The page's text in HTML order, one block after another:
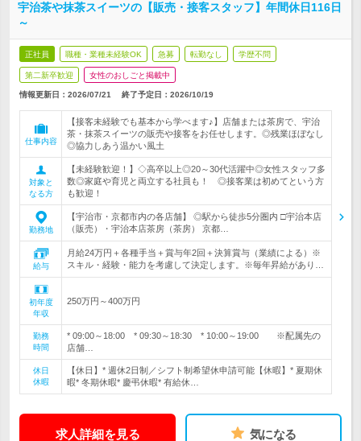
宇治茶や抹茶スイーツの【販売・接客スタッフ】年間休日116日
～
正社員 職種・業種未経験OK 急募 転勤なし 学歴不問
第二新卒歓迎 女性のおしごと掲載中
情報更新日：2026/07/21 終了予定日： 2026/10/19
仕事内容
【接客未経験でも基本から学べます♪】店舗または茶房で、宇治
茶・抹茶スイーツの販売や接客をお任せします。◎残業ほぼなし
◎協力しあう温かい風土
対象と
なる方
【未経験歓迎！】◇高卒以上◎20～30代活躍中◎女性スタッフ多
数◎家庭や育児と両立する社員も！ ◎接客業は初めてという方
も歓迎！
勤務地
【宇治市・京都市内の各店舗】 ◎駅から徒歩5分圏内 □宇治本店
（販売）・宇治本店茶房（茶房） 京都…
給与
月給24万円＋各種手当＋賞与年2回＋決算賞与（業績による）※
スキル・経験・能力を考慮して決定します。※毎年昇給があり…
初年度
年収
250万円～400万円
勤務
時間
* 09:00～18:00 * 09:30～18:30 * 10:00～19:00 ※配属先の
店舗…
休日
休暇
【休日】* 週休2日制／シフト制希望休申請可能【休暇】* 夏期休
暇* 冬期休暇* 慶弔休暇* 有給休…
求人詳細を見る 気になる